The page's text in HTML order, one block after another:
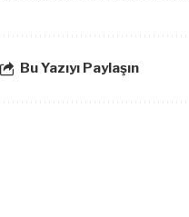
Bu Yazıyı Paylaşın